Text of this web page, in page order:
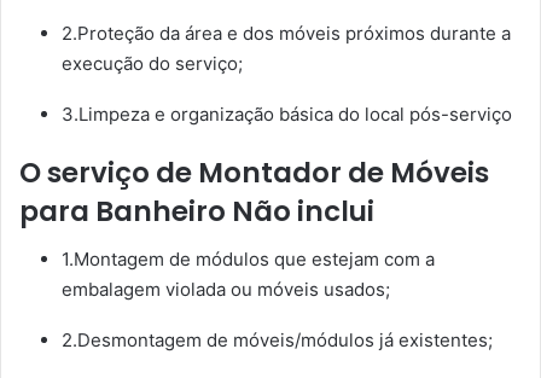
2.Proteção da área e dos móveis próximos durante a
execução do serviço;
3.Limpeza e organização básica do local pós-serviço
O serviço de Montador de Móveis
para Banheiro Não inclui
1.Montagem de módulos que estejam com a
embalagem violada ou móveis usados;
2.Desmontagem de móveis/módulos já existentes;